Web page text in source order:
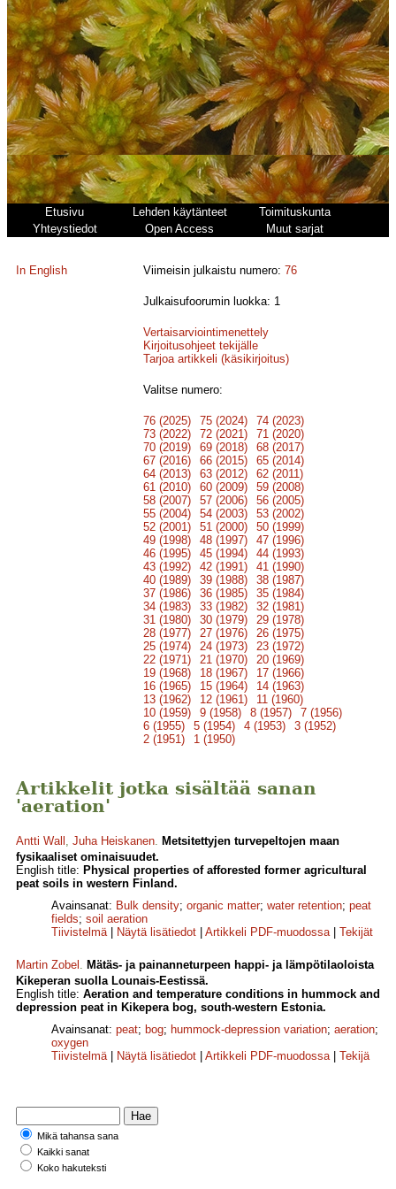
Etusivu Lehden käytänteet
Toimituskunta
Yhteystiedot
Open Access Muut sarjat
In English Viimeisin julkaistu numero:76
Julkaisufoorumin luokka: 1
Vertaisarviointimenettely
Kirjoitusohjeet tekijälle
Tarjoa artikkeli (käsikirjoitus)
Valitse numero:
76 (2025) 75 (2024)
74 (2023)
73 (2022)
72 (2021)
71 (2020)
70 (2019)
69 (2018)
68 (2017)
67 (2016)
66 (2015)
65 (2014)
64 (2013)
63 (2012)
62 (2011)
61 (2010)
60 (2009)
59 (2008)
58 (2007)
57 (2006)
56 (2005)
55 (2004)
54 (2003)
53 (2002)
52 (2001)
51 (2000)
50 (1999)
49 (1998)
48 (1997)
47 (1996)
46 (1995)
45 (1994)
44 (1993)
43 (1992)
42 (1991)
41 (1990)
40 (1989)
39 (1988)
38 (1987)
37 (1986)
36 (1985)
35 (1984)
34 (1983)
33 (1982)
32 (1981)
31 (1980)
30 (1979)
29 (1978)
28 (1977)
27 (1976)
26 (1975)
25 (1974)
24 (1973)
23 (1972)
22 (1971)
21 (1970)
20 (1969)
19 (1968)
18 (1967)
17 (1966)
16 (1965)
15 (1964)
14 (1963)
13 (1962)
12 (1961)
11 (1960)
10 (1959)
9 (1958) 8 (1957)
7 (1956)
6 (1955)
5 (1954) 4 (1953)
3 (1952)
2 (1951)
1 (1950)
Artikkelit jotka sisältää sanan
'aeration'
Antti Wall , Juha Heiskanen. Metsitettyjen turvepeltojen maan
fysikaaliset ominaisuudet.
English title: Physical properties of afforested former agricultural
peat soils in western Finland.
Avainsanat: Bulk density; organic matter; water retention; peat
fields; soil aeration
Tiivistelmä| Näytä lisätiedot Artikkeli PDF-muodossa| Tekijät
Martin Zobel . Mätäs- ja painanneturpeen happi- ja lämpötilaoloista
Kikeperan suolla Lounais-Eestissä.
English title: Aeration and temperature conditions in hummock and
depression peat in Kikepera bog, south-western Estonia.
Avainsanat: peat; bog; hummock-depression variation; aeration;
oxygen
Tiivistelmä| Näytä lisätiedot Artikkeli PDF-muodossa| Tekijä
Mikä tahansa sana
Kaikki sanat
Koko hakuteksti